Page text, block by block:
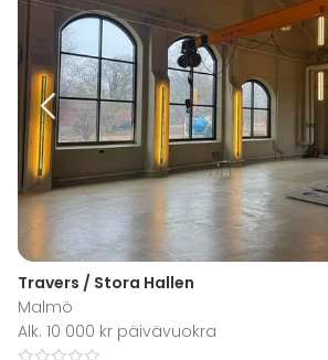
Travers / Stora Hallen
Malmö
Alk. 10 000 kr päivävuokra